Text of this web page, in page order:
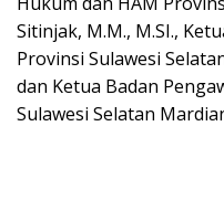
Sitinjak, M.M., M.SI.,
Provinsi Sulawesi
dan Ketua Badan
Sulawesi Selatan